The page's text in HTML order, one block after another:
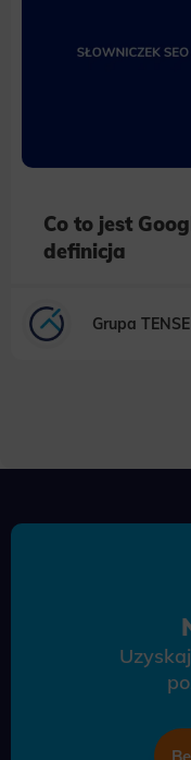
Co to jest
definicja
Grupa TENSE